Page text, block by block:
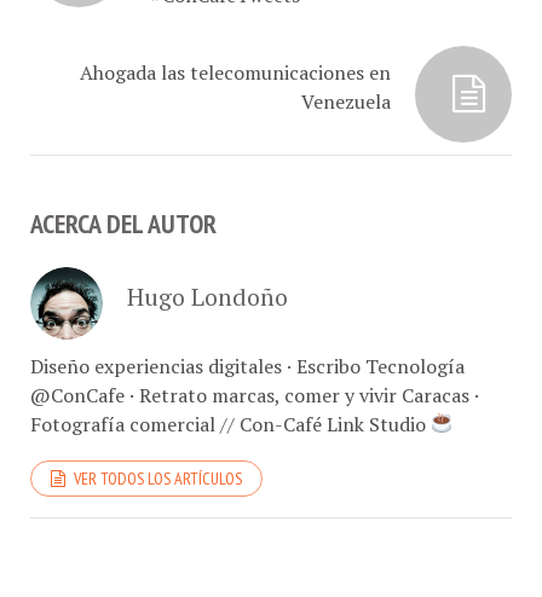
Ahogada las telecomunicaciones en
Venezuela
ACERCA DEL AUTOR
Hugo Londoño
Diseño experiencias digitales · Escribo Tecnología
@ConCafe · Retrato marcas, comer y vivir Caracas ·
Fotografía comercial // Con-Café Link Studio
VER TODOS LOS ARTÍCULOS